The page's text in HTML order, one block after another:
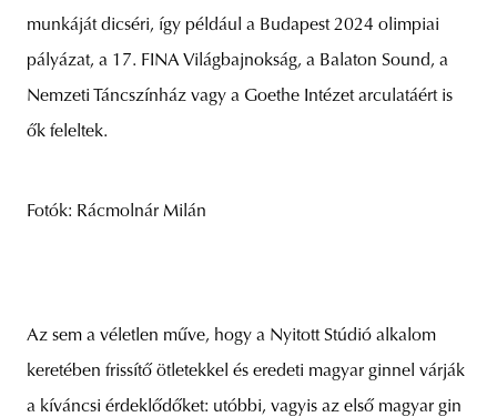
munkáját dicséri, így például a Budapest 2024 olimpiai
pályázat, a 17. FINA Világbajnokság, a Balaton Sound, a
Nemzeti Táncszínház vagy a Goethe Intézet arculatáért is
ők feleltek.
Fotók: Rácmolnár Milán
Az sem a véletlen műve, hogy a Nyitott Stúdió alkalom
keretében frissítő ötletekkel és eredeti magyar ginnel várják
a kíváncsi érdeklődőket: utóbbi, vagyis az első magyar gin